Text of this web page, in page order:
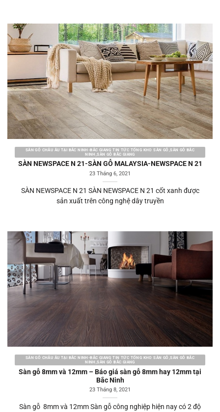
SÀN GỖ CHÂU ÂU TẠI BẮC NINH-BẮC GIANG TIN TỨC TỔNG KHO SÀN GỖ,SÀN GỖ BẮC
NINH,SÀN GỖ BẮC GIANG
SÀN NEWSPACE N 21-SÀN GỖ MALAYSIA-NEWSPACE N 21
23 Tháng 6, 2021
SÀN NEWSPACE N 21 SÀN NEWSPACE N 21 cốt xanh được
sản xuất trên công nghệ dây truyền
SÀN GỖ CHÂU ÂU TẠI BẮC NINH-BẮC GIANG TIN TỨC TỔNG KHO SÀN GỖ,SÀN GỖ BẮC
NINH,SÀN GỖ BẮC GIANG
Sàn gỗ 8mm và 12mm – Báo giá sàn gỗ 8mm hay 12mm tại
Bắc Ninh
23 Tháng 8, 2021
Sàn gỗ 8mm và 12mm Sàn gỗ công nghiệp hiện nay có 2 độ